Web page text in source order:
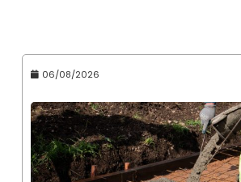
06/08/2026